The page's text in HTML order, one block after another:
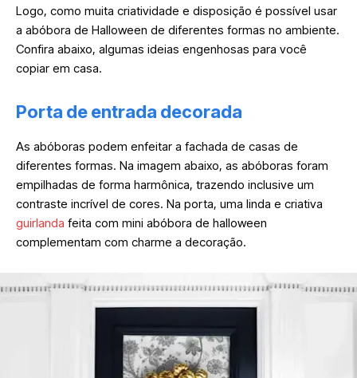
Logo, como muita criatividade e disposição é possível usar
a abóbora de Halloween de diferentes formas no ambiente.
Confira abaixo, algumas ideias engenhosas para você
copiar em casa.
Porta de entrada decorada
As abóboras podem enfeitar a fachada de casas de
diferentes formas. Na imagem abaixo, as abóboras foram
empilhadas de forma harmônica, trazendo inclusive um
contraste incrível de cores. Na porta, uma linda e criativa
guirlanda feita com mini abóbora de halloween
complementam com charme a decoração.